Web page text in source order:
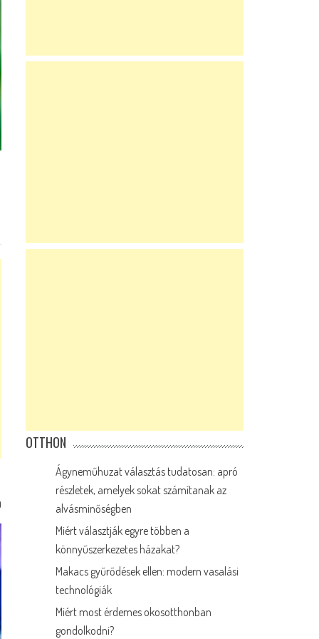
OTTHON
Ágyneműhuzat választás tudatosan: apró
részletek, amelyek sokat számítanak az
alvásminőségben
Miért választják egyre többen a
könnyűszerkezetes házakat?
Makacs gyűrődések ellen: modern vasalási
technológiák
Miért most érdemes okosotthonban
gondolkodni?